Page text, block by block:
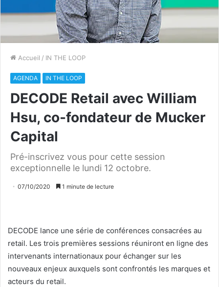
Accueil / IN THE LOOP
AGENDA IN THE LOOP
DECODE Retail avec William
Hsu, co-fondateur de Mucker
Capital
Pré-inscrivez vous pour cette session
exceptionnelle le lundi 12 octobre.
07/10/2020 1 minute de lecture
DECODE lance une série de conférences consacrées au
retail. Les trois premières sessions réuniront en ligne des
intervenants internationaux pour échanger sur les
nouveaux enjeux auxquels sont confrontés les marques et
acteurs du retail.